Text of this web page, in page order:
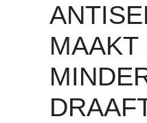
MAAKT